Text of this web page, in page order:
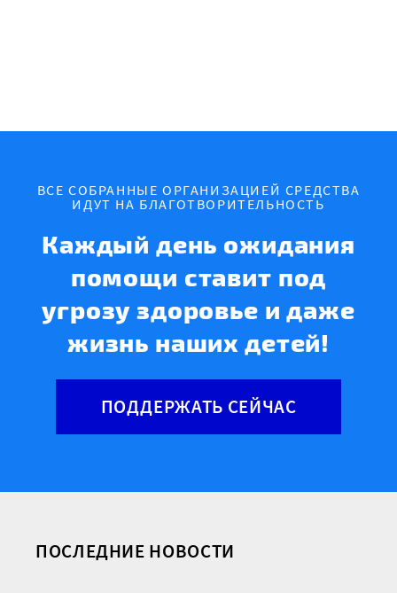
ВСЕ СОБРАННЫЕ ОРГАНИЗАЦИЕЙ СРЕДСТВА
ИДУТ НА БЛАГОТВОРИТЕЛЬНОСТЬ
Каждый день ожидания
помощи ставит под
угрозу здоровье и даже
жизнь наших детей!
ПОДДЕРЖАТЬ СЕЙЧАС
ПОСЛЕДНИЕ НОВОСТИ